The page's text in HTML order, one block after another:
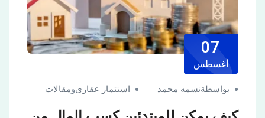
07
أغسطس
بواسطةنسمه محمد استثمار عقارىومقالات